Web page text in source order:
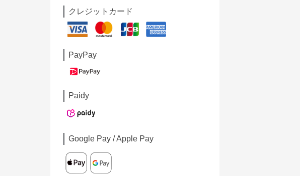
クレジットカード
PayPay
Paidy
Google Pay / Apple Pay